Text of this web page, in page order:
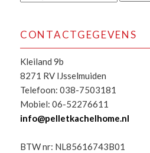
CONTACTGEGEVENS
Kleiland 9b
8271 RV IJsselmuiden
Telefoon: 038-7503181
Mobiel: 06-52276611
info@pelletkachelhome.nl
BTW nr: NL85616743B01